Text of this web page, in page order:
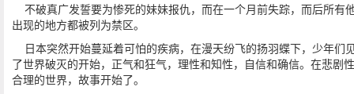
不破真广发誓要为惨死的妹妹报仇，而在一个月前失踪，而后所有
出现的地方都被列为禁区。
日本突然开始蔓延着可怕的疾病，在漫天纷飞的扬羽蝶下，少年们
了世界破灭的开始，正气和狂气，理性和知性，自信和确信。在悲剧
合理的世界，故事开始了。